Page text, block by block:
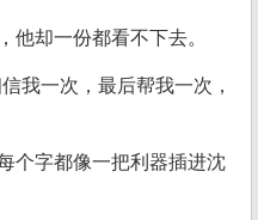
他却一份都看不下去。
我一次，最后帮我一次，
个字都像一把利器插进沈